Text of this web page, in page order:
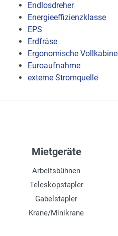
Endlosdreher
Energieeffizienzklasse
EPS
Erdfräse
Ergonomische Vollkabine
Euroaufnahme
externe Stromquelle
Mietgeräte
Arbeitsbühnen
Teleskopstapler
Gabelstapler
Krane/Minikrane